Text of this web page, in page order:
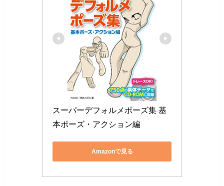
スーパーデフォルメポーズ集 基
本ポーズ・アクション編
Amazonで見る